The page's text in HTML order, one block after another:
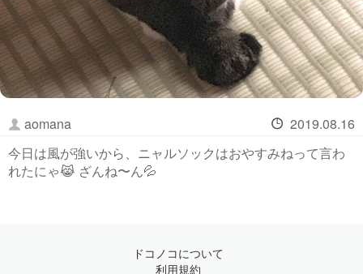
aomana
2019.08.16
今日は風が強いから、ニャルソックはおやすみねって言わ
れたにゃ😹 ざんね〜ん💦
ドコノコについて
利用規約